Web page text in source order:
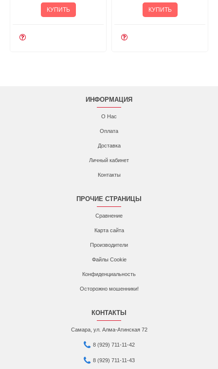
ИНФОРМАЦИЯ
О Нас
Оплата
Доставка
Личный кабинет
Контакты
ПРОЧИЕ СТРАНИЦЫ
Сравнение
Карта сайта
Производители
Файлы Cookie
Конфиденциальность
Осторожно мошенники!
КОНТАКТЫ
Самара, ул. Алма-Атинская 72
8 (929) 711-11-42
8 (929) 711-11-43